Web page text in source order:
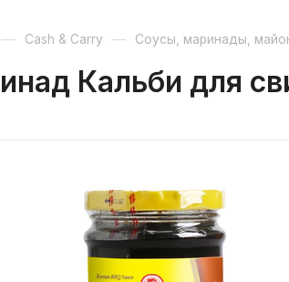
— Cash & Carry — Соусы, маринады,
Кальби для